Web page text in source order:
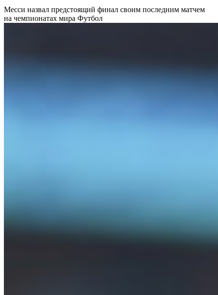
Месси назвал предстоящий финал своим последним матчем
на чемпионатах мира Футбол